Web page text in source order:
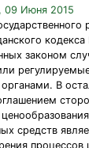
09 Июня 2015
законом
В
средств
процессов